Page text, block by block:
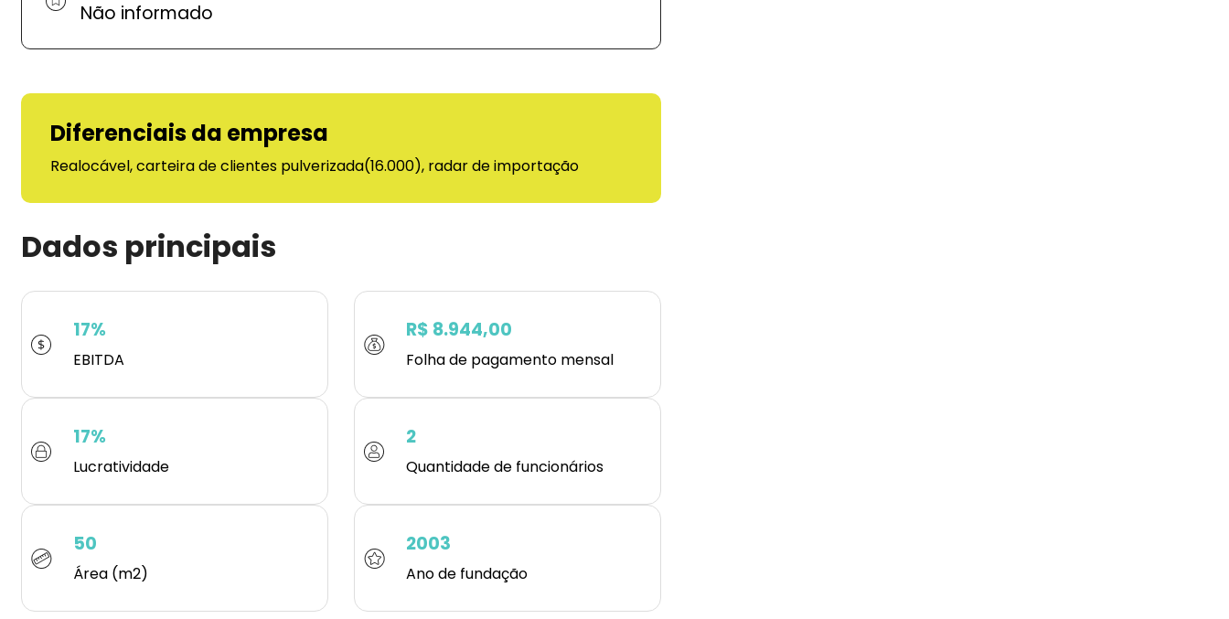
Não informado
Diferenciais da empresa
Realocável, carteira de clientes pulverizada(16.000), radar de importação
Dados principais
17%
EBITDA
R$ 8.944,00
Folha de pagamento mensal
17%
Lucratividade
2
Quantidade de funcionários
50
Área (m2)
2003
Ano de fundação